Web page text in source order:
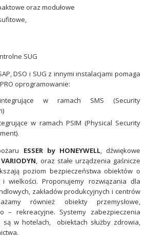
oraz modułowe
SUG
DSO i SUG z innymi instalacjami pomaga
oprogramowanie:
w ramach SMS (Security
w ramach PSIM (Physical Security
ESSER by HONEYWELL, dźwiękowe
VARIODYN, oraz stałe urządzenia gaśnicze
poziom bezpieczeństwa obiektów o
wielkości. Proponujemy rozwiązania dla
zakładów produkcyjnych i centrów
również obiekty przemysłowe,
– rekreacyjne. Systemy zabezpieczenia
są w hotelach, obiektach służby zdrowia,